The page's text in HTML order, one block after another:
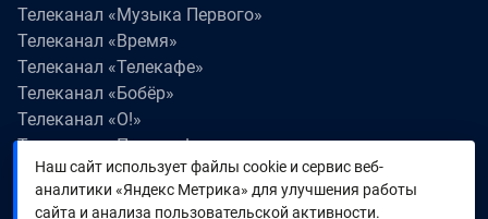
Телеканал «Музыка Первого»
Телеканал «Время»
Телеканал «Телекафе»
Телеканал «Бобёр»
Телеканал «О!»
Телеканал «Поехали!»
Телеканал «Победа»
Телеканал «Лапки LIVE»
Наш сайт использует файлы cookie и сервис веб-
аналитики «Яндекс Метрика» для улучшения работы
сайта и анализа пользовательской активности.